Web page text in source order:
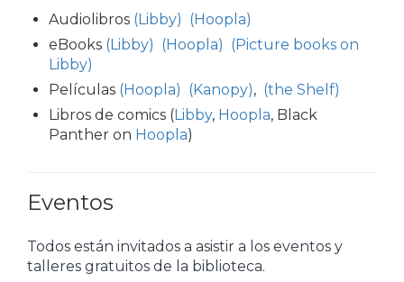
Audiolibros (Libby) (Hoopla)
eBooks (Libby) (Hoopla) (Picture books on
Libby)
Películas (Hoopla) (Kanopy), (the Shelf)
Libros de comics (Libby, Hoopla, Black
Panther on Hoopla)
Eventos
Todos están invitados a asistir a los eventos y
talleres gratuitos de la biblioteca.